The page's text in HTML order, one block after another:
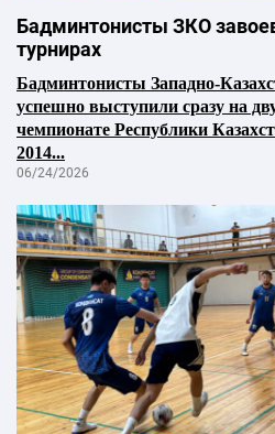
Бадминтонисты ЗКО
турнирах
Бадминтонисты Западно-
успешно выступили сразу на
чемпионате Республики
2014...
06/24/2026